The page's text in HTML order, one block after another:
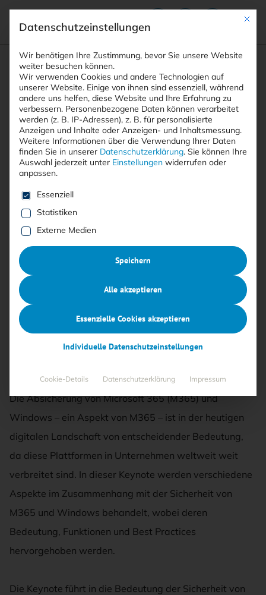
Suchfeld
Suchen
Breadcrumb-Navigation
STARTSEITE
WEBINARE
KEYNOTE: EINFÜHRUNG „ABSICHERUNG …
Mit <kes>+ lesen
Keynote: Einführung
“Absicherung von M365 und
Windows” (Präsentation in
Englischer Sprache)
05.07.2024
Lesezeit 1 Min.
von M365 und Windows
Die Absicherung von Microsoft 365 (M365) und
Windows – ein Aspekt von M365 – ist in der heutigen
digitalen Landschaft von entscheidender Bedeutung,
da diese Plattformen in Unternehmen weltweit weit
verbreitet sind. In dieser Keynote werden verschiedene
Aspekte im Zusammenhang mit der Sicherheit von
M365 und Windows behandelt, wobei deren
Bedeutung, Funktionen und Best Practices
hervorgehoben werden.
Die Keynote führt in die Bedeutung der Sicherheit von
Mit
Datenschutzeinstellungen
Wir benötigen Ihre Zustimmung, bevor Sie unsere Website
weiter besuchen können.
Wir verwenden Cookies und andere Technologien auf
unserer Website. Einige von ihnen sind essenziell, während
andere uns helfen, diese Website und Ihre Erfahrung zu
verbessern. Personenbezogene Daten können verarbeitet
werden (z. B. IP-Adressen), z. B. für personalisierte
Anzeigen und Inhalte oder Anzeigen- und Inhaltsmessung.
Weitere Informationen über die Verwendung Ihrer Daten
finden Sie in unserer Datenschutzerklärung. Sie können Ihre
Auswahl jederzeit unter Einstellungen widerrufen oder
anpassen.
Es folgt eine Liste der Service-Gruppen, für die eine
Essenziell
Statistiken
Externe Medien
Speichern
Alle akzeptieren
Essenzielle Cookies akzeptieren
Individuelle Datenschutzeinstellungen
Cookie-Details Datenschutzerklärung Impressum